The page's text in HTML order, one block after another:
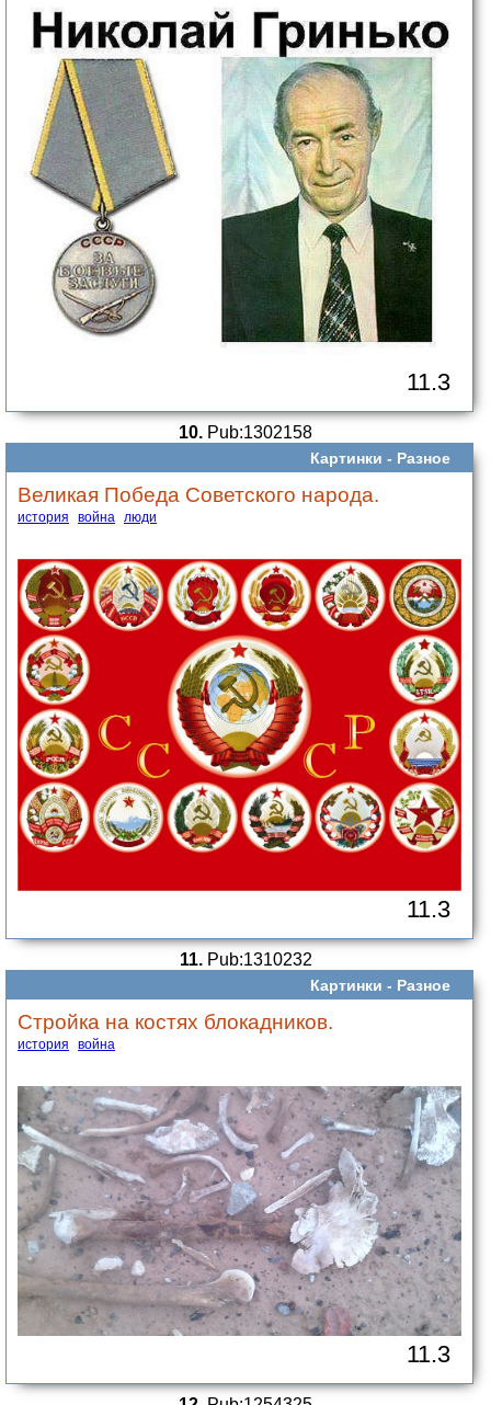
11.3
10. Pub:1302158
Картинки - Разное
Великая Победа Советского народа.
история война люди
11.3
11.Pub:1310232
Картинки - Разное
Стройка на костях блокадников.
история война
11.3